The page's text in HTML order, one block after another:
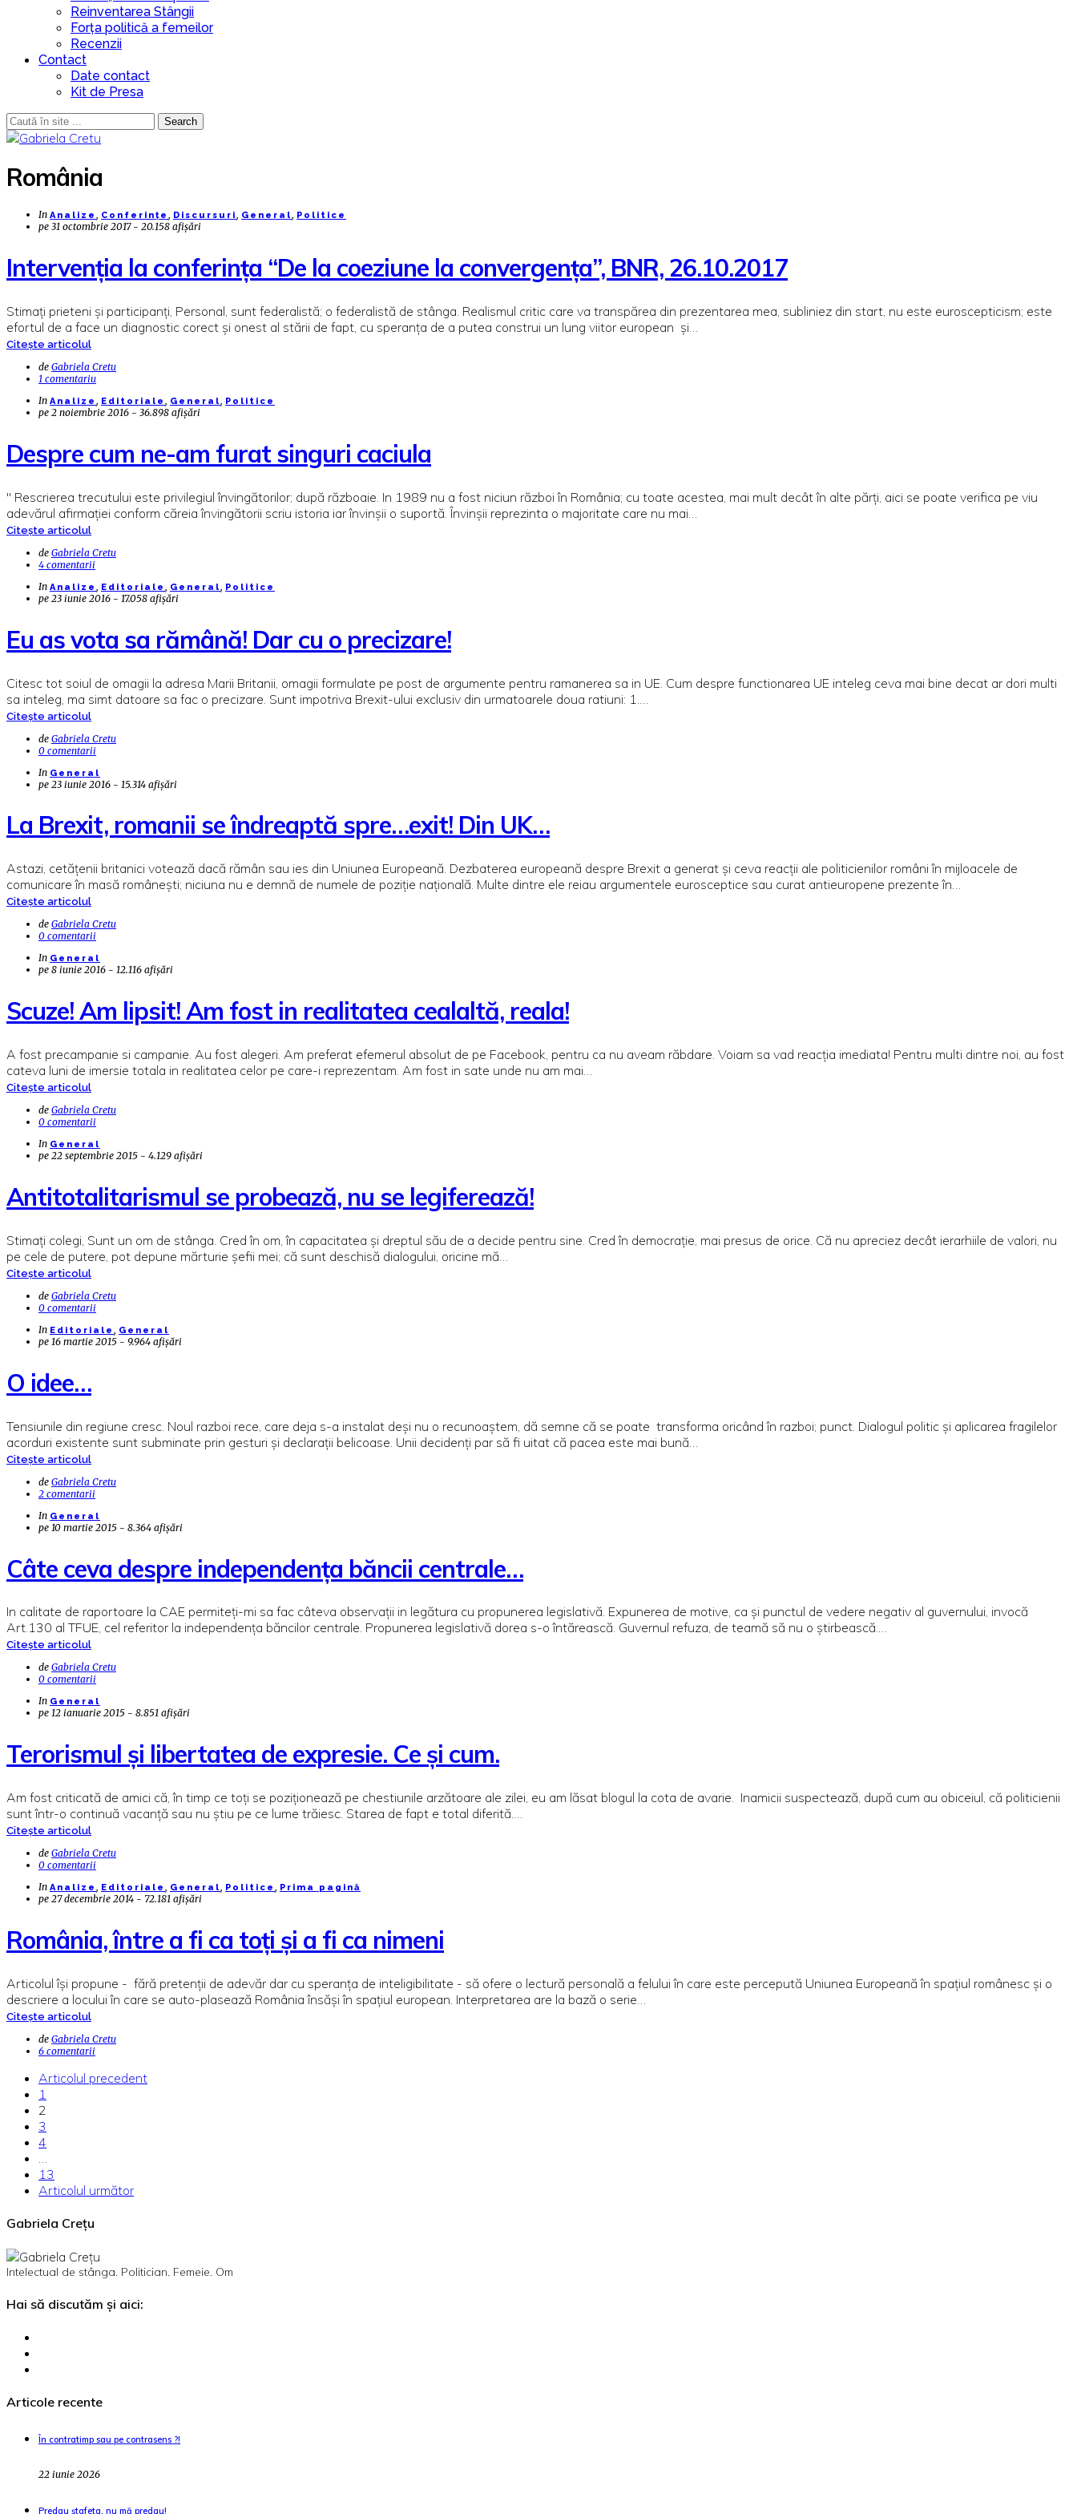
Reinventarea Stângii
Forța politică a femeilor
Recenzii
Contact
Date contact
Kit de Presa
Search
România
In Analize , Conferințe , Discursuri, General, Politice
pe 31 octombrie 2017 - 20.158 afișări
Intervenția la conferința “De la coeziune la convergența”, BNR, 26.10.2017
Stimați prieteni și participanți, Personal, sunt federalistă; o federalistă de stânga. Realismul critic care va transpărea din prezentarea mea, subliniez din start, nu este euroscepticism; este
efortul de a face un diagnostic corect și onest al stării de fapt, cu speranța de a putea construi un lung viitor european și…
Citește articolul
de Gabriela Cretu
1 comentariu
In Analize , Editoriale , General , Politice
pe 2 noiembrie 2016 - 36.898 afișări
Despre cum ne-am furat singuri caciula
" Rescrierea trecutului este privilegiul învingătorilor; după războaie. In 1989 nu a fost niciun război în România; cu toate acestea, mai mult decât în alte părți, aici se poate verifica pe viu
adevărul afirmației conform căreia învingătorii scriu istoria iar învinșii o suportă. Învinșii reprezinta o majoritate care nu mai…
Citește articolul
de Gabriela Cretu
4 comentarii
In Analize , Editoriale , General , Politice
pe 23 iunie 2016 - 17.058 afișări
Eu as vota sa rămână! Dar cu o precizare!
Citesc tot soiul de omagii la adresa Marii Britanii, omagii formulate pe post de argumente pentru ramanerea sa in UE. Cum despre functionarea UE inteleg ceva mai bine decat ar dori multi
sa inteleg, ma simt datoare sa fac o precizare. Sunt impotriva Brexit-ului exclusiv din urmatoarele doua ratiuni: 1.…
Citește articolul
de Gabriela Cretu
0 comentarii
In General
pe 23 iunie 2016 - 15.314 afișări
La Brexit, romanii se îndreaptă spre…exit! Din UK…
Astazi, cetățenii britanici votează dacă rămân sau ies din Uniunea Europeană. Dezbaterea europeană despre Brexit a generat și ceva reacții ale politicienilor români în mijloacele de
comunicare în masă românești; niciuna nu e demnă de numele de poziție națională. Multe dintre ele reiau argumentele eurosceptice sau curat antieuropene prezente în…
Citește articolul
de Gabriela Cretu
0 comentarii
In General
pe 8 iunie 2016 - 12.116 afișări
Scuze! Am lipsit! Am fost in realitatea cealaltă, reala!
A fost precampanie si campanie. Au fost alegeri. Am preferat efemerul absolut de pe Facebook, pentru ca nu aveam răbdare. Voiam sa vad reacția imediata! Pentru multi dintre noi, au fost
cateva luni de imersie totala in realitatea celor pe care-i reprezentam. Am fost in sate unde nu am mai…
Citește articolul
de Gabriela Cretu
0 comentarii
In General
pe 22 septembrie 2015 - 4.129 afișări
Antitotalitarismul se probează, nu se legiferează!
Stimați colegi, Sunt un om de stânga. Cred în om, în capacitatea și dreptul său de a decide pentru sine. Cred în democrație, mai presus de orice. Că nu apreciez decât ierarhiile de valori, nu
pe cele de putere, pot depune mărturie șefii mei; că sunt deschisă dialogului, oricine mă…
Citește articolul
de Gabriela Cretu
0 comentarii
In Editoriale , General
pe 16 martie 2015 - 9.964 afișări
O idee…
Tensiunile din regiune cresc. Noul razboi rece, care deja s-a instalat deși nu o recunoaștem, dă semne că se poate transforma oricând în razboi; punct. Dialogul politic și aplicarea fragilelor
acorduri existente sunt subminate prin gesturi și declarații belicoase. Unii decidenți par să fi uitat că pacea este mai bună…
Citește articolul
de Gabriela Cretu
2 comentarii
In General
pe 10 martie 2015 - 8.364 afișări
Câte ceva despre independența băncii centrale…
In calitate de raportoare la CAE permiteți-mi sa fac câteva observații in legătura cu propunerea legislativă. Expunerea de motive, ca și punctul de vedere negativ al guvernului, invocă
Art.130 al TFUE, cel referitor la independența băncilor centrale. Propunerea legislativă dorea s-o întărească. Guvernul refuza, de teamă să nu o știrbească.…
Citește articolul
de Gabriela Cretu
0 comentarii
In General
pe 12 ianuarie 2015 - 8.851 afișări
Terorismul și libertatea de expresie. Ce și cum.
Am fost criticată de amici că, în timp ce toți se poziționează pe chestiunile arzătoare ale zilei, eu am lăsat blogul la cota de avarie. Inamicii suspectează, după cum au obiceiul, că politicienii
sunt într-o continuă vacanță sau nu știu pe ce lume trăiesc. Starea de fapt e total diferită.…
Citește articolul
de Gabriela Cretu
0 comentarii
In Analize , Editoriale , General, Politice , Prima pagină
pe 27 decembrie 2014 - 72.181 afișări
România, între a fi ca toți și a fi ca nimeni
Articolul își propune - fără pretenții de adevăr dar cu speranța de inteligibilitate - să ofere o lectură personală a felului în care este percepută Uniunea Europeană în spațiul românesc și o
descriere a locului în care se auto-plasează România însăși în spațiul european. Interpretarea are la bază o serie…
Citește articolul
de Gabriela Cretu
6 comentarii
Articolul precedent
1
2
3
4
…
13
Articolul următor
Gabriela Crețu
Intelectual de stânga. Politician. Femeie. Om
Hai să discutăm și aici:
Articole recente
În contratimp sau pe contrasens ?!
22 iunie 2026
Predau ștafeta, nu mă predau!